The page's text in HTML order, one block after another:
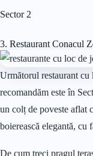
Sector 2
3. Restaurant Conacul
Următorul restaurant
recomandăm este în
un colț de poveste aflat
boierească elegantă,
De cum treci pragul